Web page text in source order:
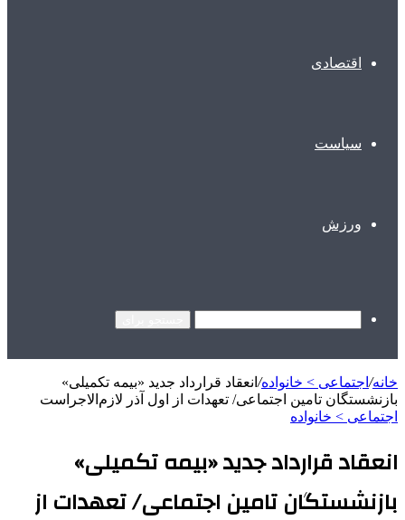
اقتصادی
سیاست
ورزش
خانه/ اجتماعی > خانواده/ انعقاد قرارداد جدید «بیمه تکمیلی»
بازنشستگان تامین اجتماعی/ تعهدات از اول آذر لازم‌الاجراست
اجتماعی > خانواده
انعقاد قرارداد جدید «بیمه تکمیلی»
بازنشستگان تامین اجتماعی/ تعهدات از